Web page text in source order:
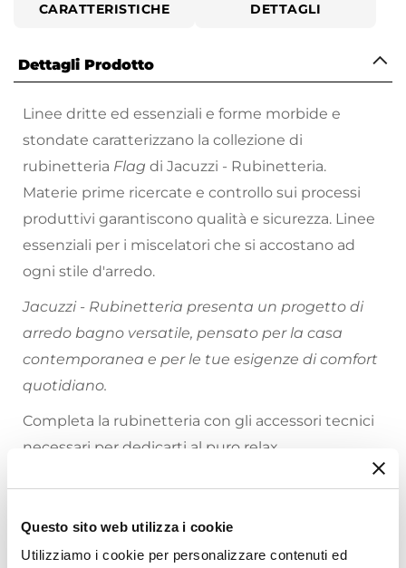
Questo sito web utilizza i cookie
Utilizziamo i cookie per personalizzare contenuti ed
CARATTERISTICHE DETTAGLI
Dettagli Prodotto
Linee dritte ed essenziali e forme morbide e
stondate caratterizzano la collezione di
rubinetteria Flag di Jacuzzi - Rubinetteria.
Materie prime ricercate e controllo sui processi
produttivi garantiscono qualità e sicurezza. Linee
essenziali per i miscelatori che si accostano ad
ogni stile d'arredo.
Jacuzzi - Rubinetteria presenta un progetto di
arredo bagno versatile, pensato per la casa
contemporanea e per le tue esigenze di comfort
quotidiano.
Completa la rubinetteria con gli accessori tecnici
necessari per dedicarti al puro relax.
Riepilogo Caratteristiche
Caratteristiche
Tipologia